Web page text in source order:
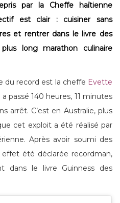
par la Cheffe haïtienne
est clair : cuisiner sans
et rentrer dans le livre des
long marathon culinaire
du record est la cheffe Evette
passé 140 heures, 11 minutes
arrêt. C’est en Australie, plus
cet exploit a été réalisé par
Après avoir soumi des
été déclarée recordman,
dans le livre Guinness des